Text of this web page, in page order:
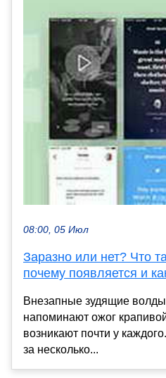
08:00, 05 Июл
Заразно или нет? Что
почему появляется и
Внезапные зудящие
напоминают ожог
возникают почти у
за несколько...